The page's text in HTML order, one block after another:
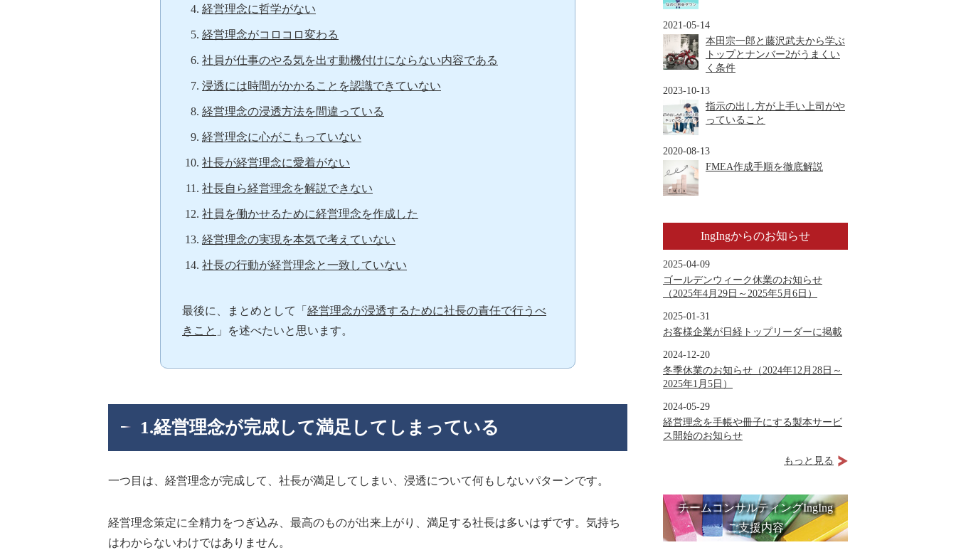
経営理念に哲学がない
経営理念がコロコロ変わる
社員が仕事のやる気を出す動機付けにならない内容である
浸透には時間がかかることを認識できていない
経営理念の浸透方法を間違っている
経営理念に心がこもっていない
社長が経営理念に愛着がない
社長自ら経営理念を解説できない
社員を働かせるために経営理念を作成した
経営理念の実現を本気で考えていない
社長の行動が経営理念と一致していない
最後に、まとめとして「 経営理念が浸透するために社長の責任で行うべ
きこと 」を述べたいと思います。
1.経営理念が完成して満足してしまっている
一つ目は、経営理念が完成して、社長が満足してしまい、浸透について何もしないパターンです。
経営理念策定に全精力をつぎ込み、最高のものが出来上がり、満足する社長は多いはずです。気持ち
はわからないわけではありません。
2021-05-14
本田宗一郎と藤沢武夫から学ぶ
トップとナンバー2がうまくい
く条件
2023-10-13
指示の出し方が上手い上司がや
っていること
2020-08-13
FMEA作成手順を徹底解説
IngIngからのお知らせ
2025-04-09
ゴールデンウィーク休業のお知らせ
（2025年4月29日～2025年5月6日）
2025-01-31
お客様企業が日経トップリーダーに掲載
2024-12-20
冬季休業のお知らせ（2024年12月28日～
2025年1月5日）
2024-05-29
経営理念を手帳や冊子にする製本サービ
ス開始のお知らせ
もっと見る
チームコンサルティングIngIng
ご支援内容